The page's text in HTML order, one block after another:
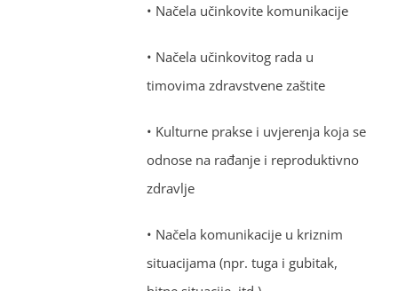
• Načela učinkovite komunikacije
• Načela učinkovitog rada u
timovima zdravstvene zaštite
• Kulturne prakse i uvjerenja koja se
odnose na rađanje i reproduktivno
zdravlje
• Načela komunikacije u kriznim
situacijama (npr. tuga i gubitak,